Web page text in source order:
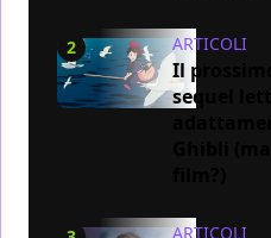
2 ARTICOLI
Il
sequel
ARTICOLI